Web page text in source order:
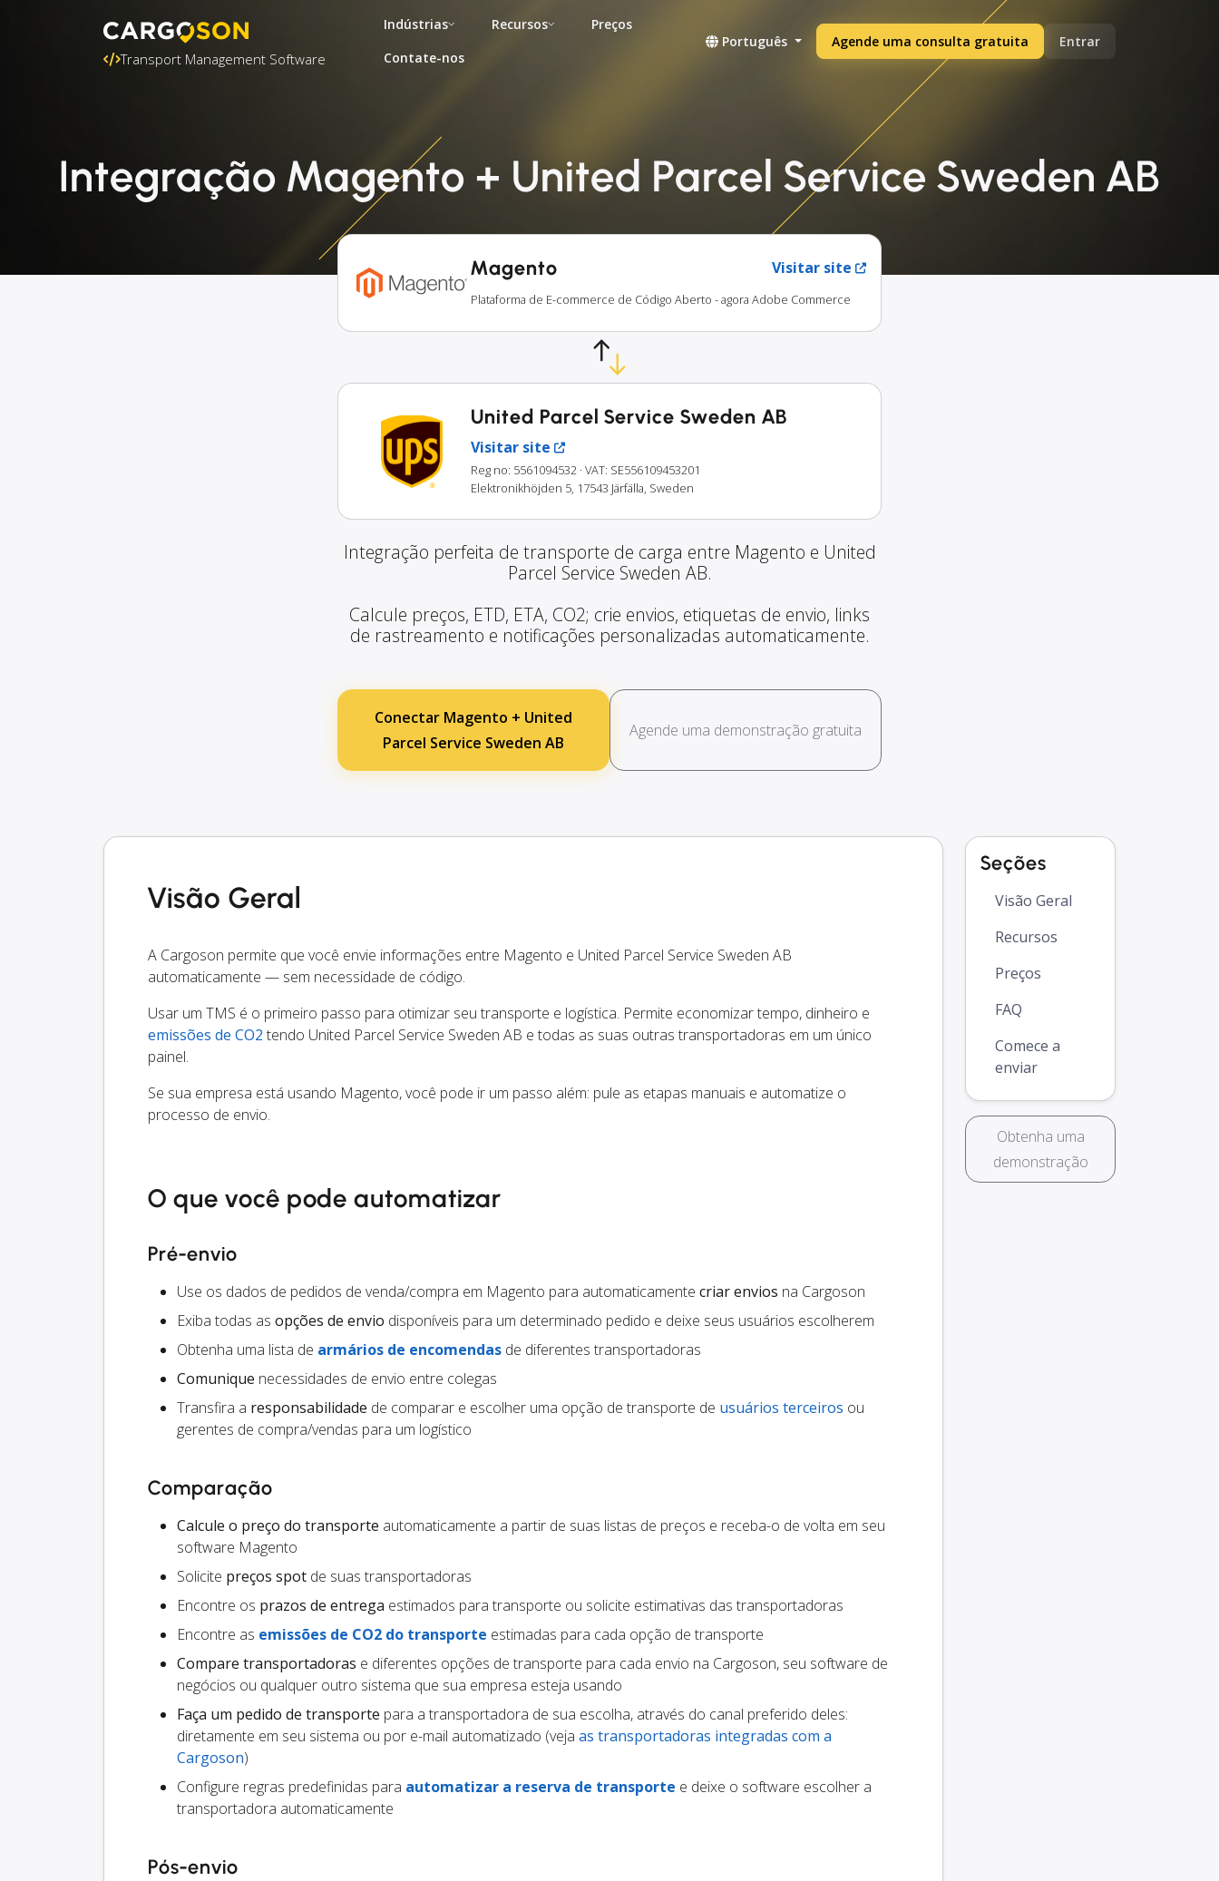
Transport Management Software
Indústrias Recursos
Preços
Contate-nos
Português Agende uma consulta gratuita Entrar
Integração Magento + United Parcel Service Sweden AB
Magento Visitar site
Plataforma de E-commerce de Código Aberto - agora Adobe Commerce
United Parcel Service Sweden AB
Visitar site
Reg no: 5561094532 · VAT: SE556109453201
Elektronikhöjden 5, 17543 Järfälla, Sweden
Integração perfeita de transporte de carga entre Magento e United
Parcel Service Sweden AB.
Calcule preços, ETD, ETA, CO2; crie envios, etiquetas de envio, links
de rastreamento e notificações personalizadas automaticamente.
Conectar Magento + United
Parcel Service Sweden AB
Agende uma demonstração gratuita
Visão Geral
A Cargoson permite que você envie informações entre Magento e United Parcel Service Sweden AB
automaticamente — sem necessidade de código.
Usar um TMS é o primeiro passo para otimizar seu transporte e logística. Permite economizar tempo, dinheiro e
emissões de CO2 tendo United Parcel Service Sweden AB e todas as suas outras transportadoras em um único
painel.
Se sua empresa está usando Magento, você pode ir um passo além: pule as etapas manuais e automatize o
processo de envio.
O que você pode automatizar
Pré-envio
Use os dados de pedidos de venda/compra em Magento para automaticamente criar envios na Cargoson
Exiba todas as opções de envio disponíveis para um determinado pedido e deixe seus usuários escolherem
Obtenha uma lista de armários de encomendas de diferentes transportadoras
Comunique necessidades de envio entre colegas
Transfira a responsabilidade de comparar e escolher uma opção de transporte de usuários terceiros ou
gerentes de compra/vendas para um logístico
Comparação
Calcule o preço do transporte automaticamente a partir de suas listas de preços e receba-o de volta em seu
software Magento
Solicite preços spot de suas transportadoras
Encontre os prazos de entrega estimados para transporte ou solicite estimativas das transportadoras
Encontre as emissões de CO2 do transporte estimadas para cada opção de transporte
Compare transportadoras e diferentes opções de transporte para cada envio na Cargoson, seu software de
negócios ou qualquer outro sistema que sua empresa esteja usando
Faça um pedido de transporte para a transportadora de sua escolha, através do canal preferido deles:
diretamente em seu sistema ou por e-mail automatizado (veja as transportadoras integradas com a
Cargoson)
Configure regras predefinidas para automatizar a reserva de transporte e deixe o software escolher a
transportadora automaticamente
Pós-envio
Seções
Visão Geral
Recursos
Preços
FAQ
Comece a
enviar
Obtenha uma
demonstração